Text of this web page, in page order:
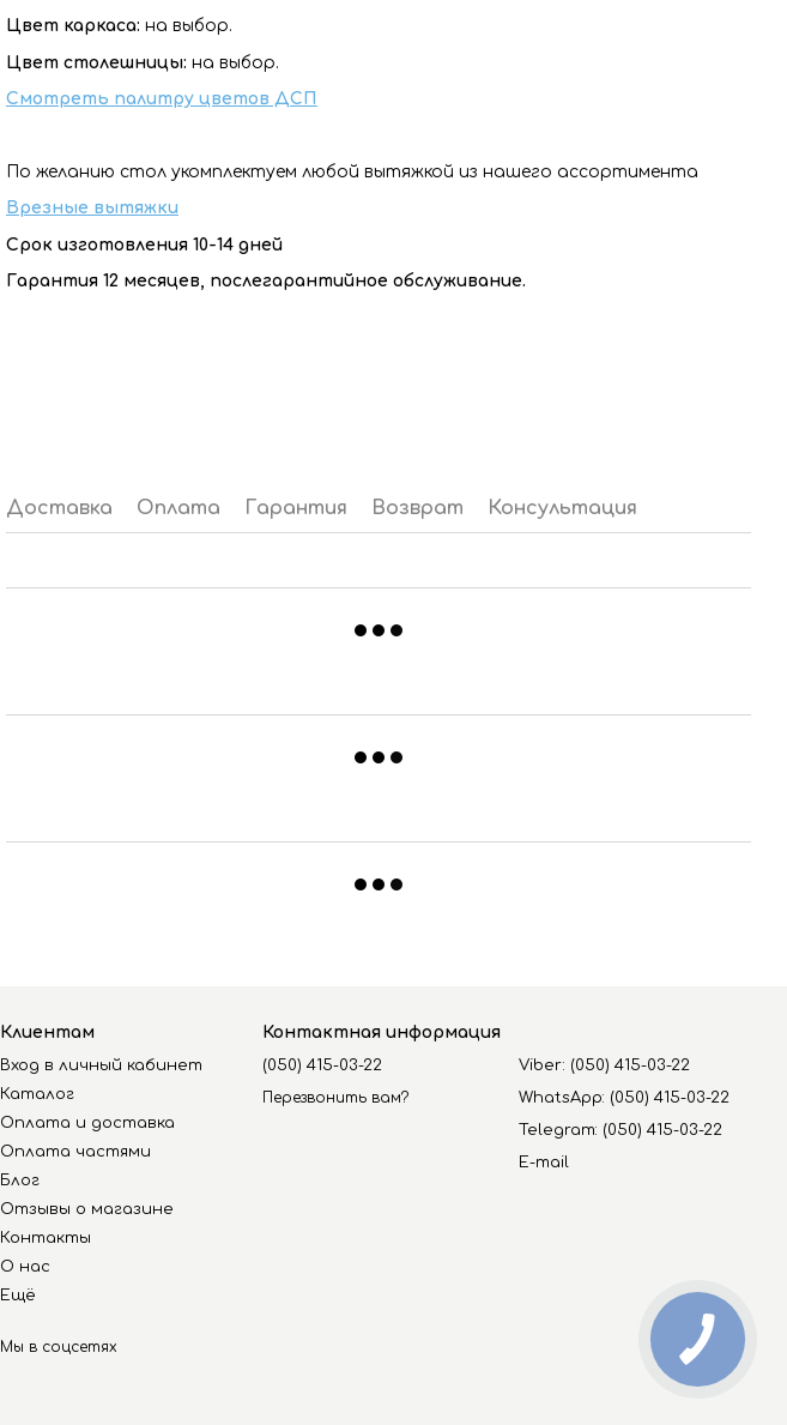
Цвет каркаса: на выбор.
Цвет столешницы: на выбор.
Смотреть палитру цветов ДСП
По желанию стол укомплектуем любой вытяжкой из нашего ассортимента
Врезные вытяжки
Срок изготовления 10-14 дней
Гарантия 12 месяцев, послегарантийное обслуживание.
Доставка Оплата Гарантия Возврат Консультация
Клиентам
Вход в личный кабинет
Каталог
Оплата и доставка
Оплата частями
Блог
Отзывы о магазине
Контакты
О нас
Ещё
Мы в соцсетях
Контактная информация
(050) 415-03-22
Перезвонить вам?
Viber: (050) 415-03-22
WhatsApp: (050) 415-03-22
Telegram: (050) 415-03-22
E-mail